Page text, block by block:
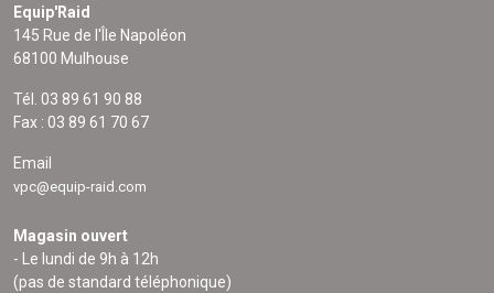
Equip'Raid
145 Rue de l'Île Napoléon
68100 Mulhouse
Tél. 03 89 61 90 88
Fax : 03 89 61 70 67
Email
vpc@equip-raid.com
Magasin ouvert
- Le lundi de 9h à 12h
(pas de standard téléphonique)